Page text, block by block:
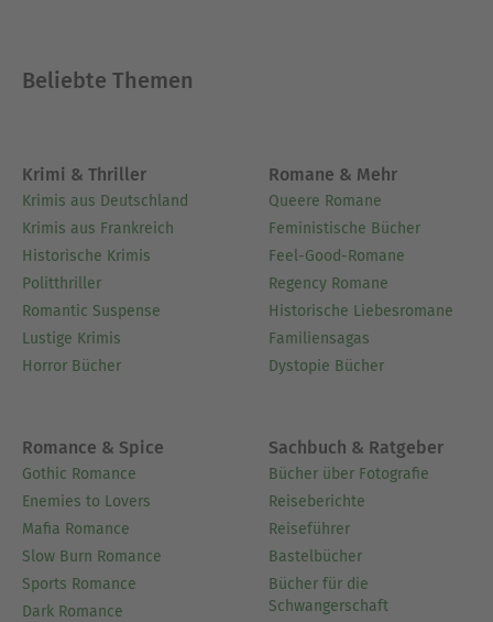
Beliebte Themen
Krimi & Thriller
Krimis aus Deutschland
Krimis aus Frankreich
Historische Krimis
Politthriller
Romantic Suspense
Lustige Krimis
Horror Bücher
Romane & Mehr
Queere Romane
Feministische Bücher
Feel-Good-Romane
Regency Romane
Historische Liebesromane
Familiensagas
Dystopie Bücher
Romance & Spice
Gothic Romance
Enemies to Lovers
Mafia Romance
Slow Burn Romance
Sports Romance
Dark Romance
Sachbuch & Ratgeber
Bücher über Fotografie
Reiseberichte
Reiseführer
Bastelbücher
Bücher für die
Schwangerschaft